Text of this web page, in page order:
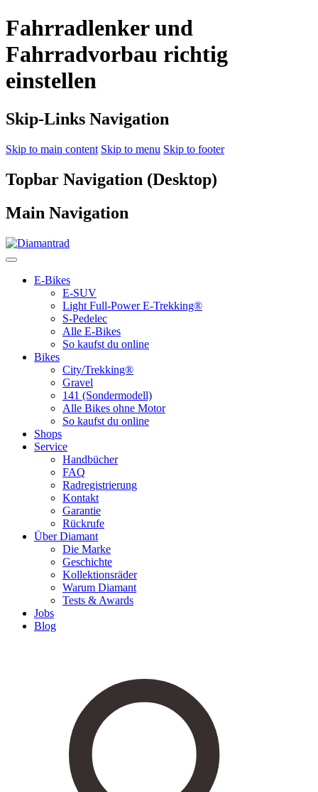
Fahrradlenker und
Fahrradvorbau richtig
einstellen
Skip-Links Navigation
Skip to main content Skip to menu Skip to footer
Topbar Navigation (Desktop)
Main Navigation
E-Bikes
E-SUV
Light Full-Power E-Trekking®
S-Pedelec
Alle E-Bikes
So kaufst du online
Bikes
City/Trekking®
Gravel
141 (Sondermodell)
Alle Bikes ohne Motor
So kaufst du online
Shops
Service
Handbücher
FAQ
Radregistrierung
Kontakt
Garantie
Rückrufe
Über Diamant
Die Marke
Geschichte
Kollektionsräder
Warum Diamant
Tests & Awards
Jobs
Blog